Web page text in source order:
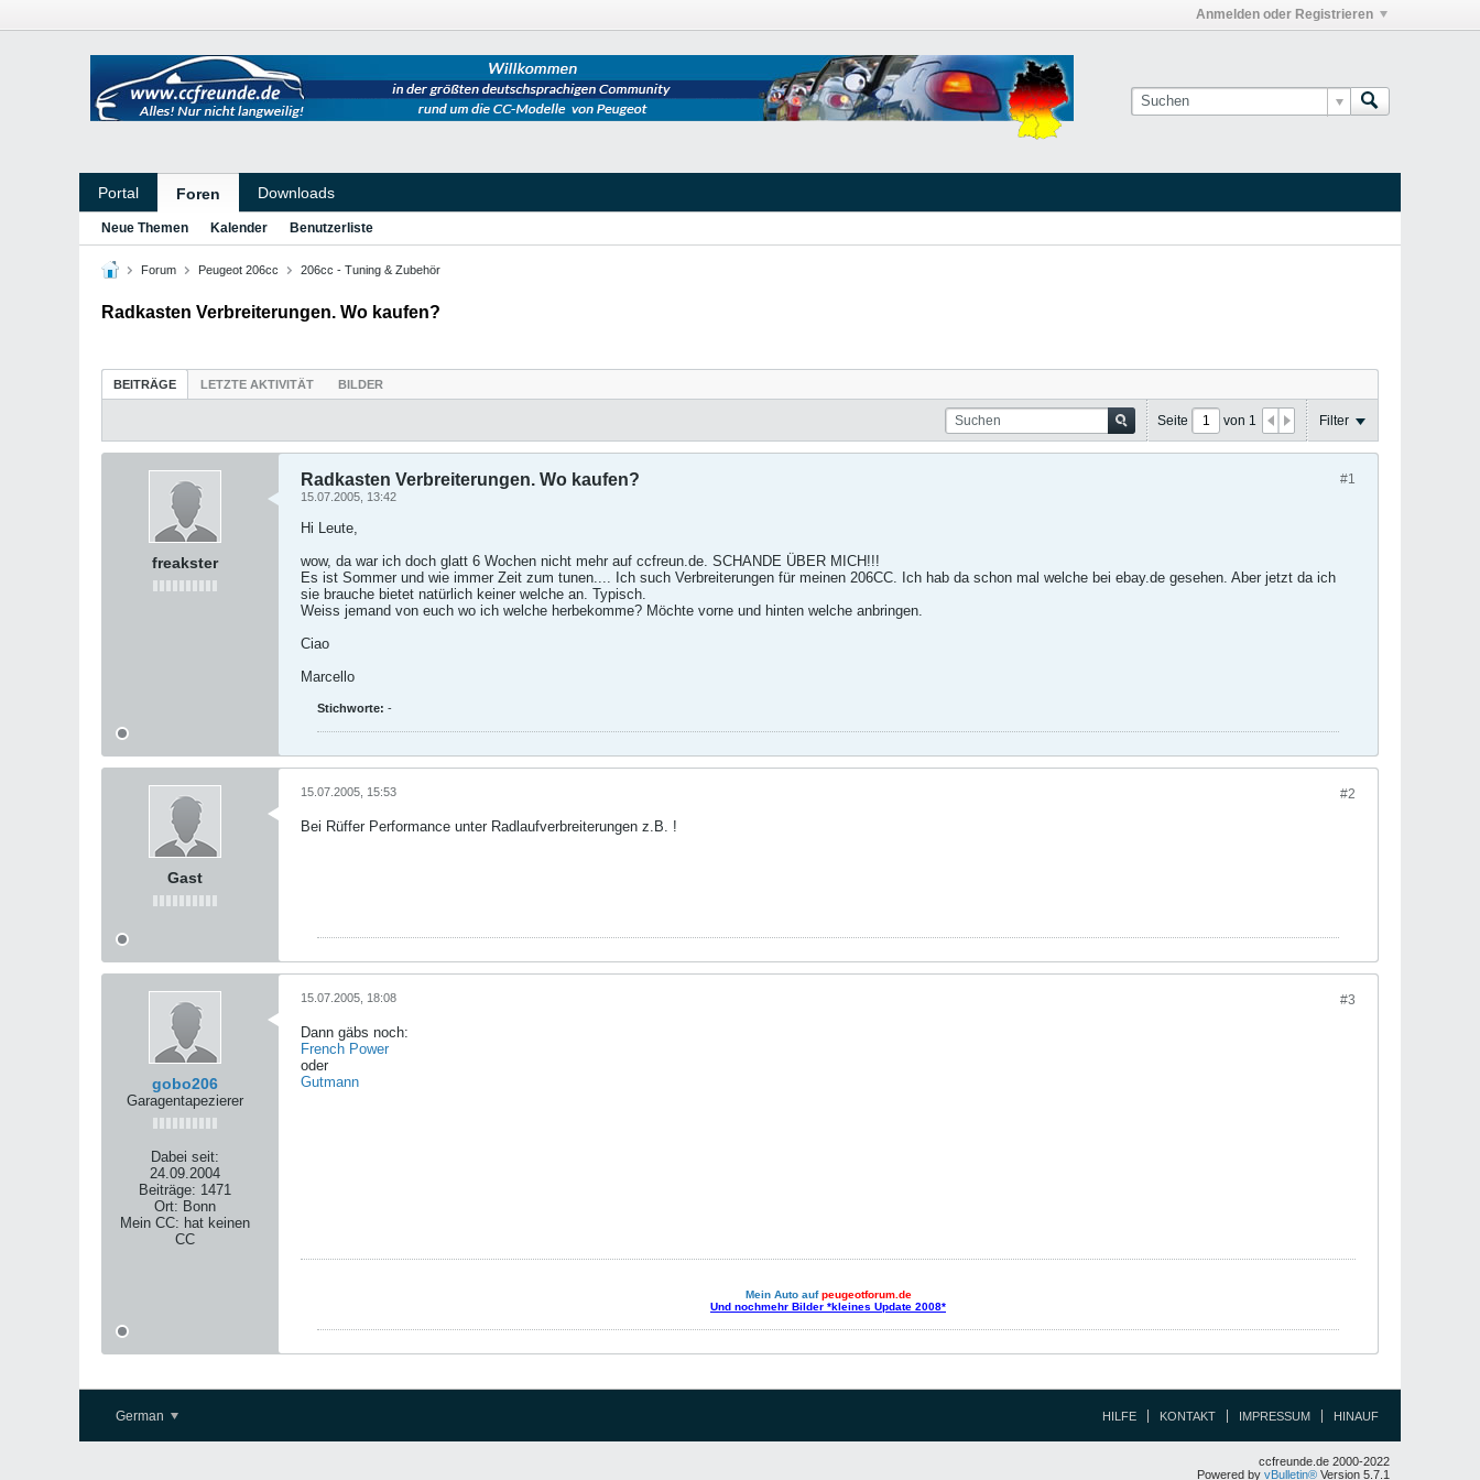
Anmelden oder Registrieren
Portal Foren Downloads
Neue Themen Kalender Benutzerliste
Forum Peugeot 206cc 206cc - Tuning & Zubehör
Radkasten Verbreiterungen. Wo kaufen?
BEITRÄGE LETZTE AKTIVITÄT BILDER
Seite von 1 Filter
freakster
#1
Radkasten Verbreiterungen. Wo kaufen?
15.07.2005, 13:42
Hi Leute,
wow, da war ich doch glatt 6 Wochen nicht mehr auf ccfreun.de. SCHANDE ÜBER MICH!!!
Es ist Sommer und wie immer Zeit zum tunen.... Ich such Verbreiterungen für meinen 206CC. Ich hab da schon mal welche bei ebay.de gesehen. Aber jetzt da ich
sie brauche bietet natürlich keiner welche an. Typisch.
Weiss jemand von euch wo ich welche herbekomme? Möchte vorne und hinten welche anbringen.
Ciao
Marcello
Stichworte: -
Gast
#2
15.07.2005, 15:53
Bei Rüffer Performance unter Radlaufverbreiterungen z.B. !
gobo206
Garagentapezierer
Dabei seit:
24.09.2004
Beiträge: 1471
Ort: Bonn
Mein CC: hat keinen
CC
#3
15.07.2005, 18:08
Dann gäbs noch:
French Power
oder
Gutmann
Mein Auto aufpeugeotforum.de
Und nochmehr Bilder *kleines Update 2008*
German HILFE KONTAKT IMPRESSUM HINAUF
ccfreunde.de 2000-2022
Powered by vBulletin® Version 5.7.1